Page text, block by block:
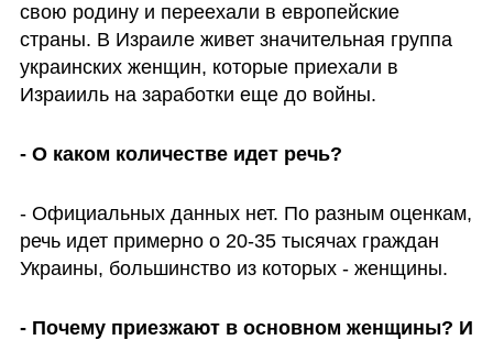
свою родину и переехали в европейские
страны. В Израиле живет значительная группа
украинских женщин, которые приехали в
Израииль на заработки еще до войны.
- О каком количестве идет речь?
- Официальных данных нет. По разным оценкам,
речь идет примерно о 20-35 тысячах граждан
Украины, большинство из которых - женщины.
- Почему приезжают в основном женщины? И